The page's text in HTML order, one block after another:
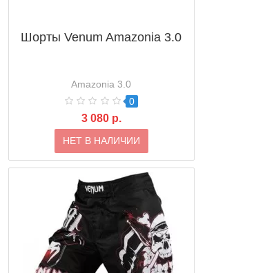
Шорты Venum Amazonia 3.0
Amazonia 3.0
0
3 080 р.
НЕТ В НАЛИЧИИ